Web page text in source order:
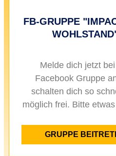
FB-GRUPPE
Melde dich jetzt
Facebook Gruppe
schalten dich so
möglich frei. Bitte
GRUPPE